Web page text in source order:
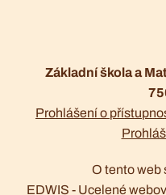
Základní škola a
Prohlášení o
O tento web
EDWIS - Ucelené